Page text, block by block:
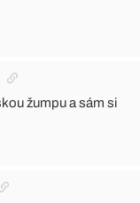
žumpu a sám si